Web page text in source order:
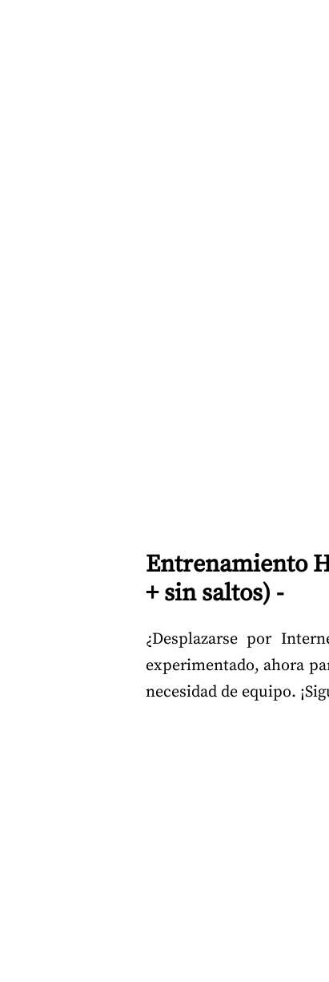
Entrenamiento
+ sin saltos) -
¿Desplazarse por
experimentado, ahora
necesidad de equipo.